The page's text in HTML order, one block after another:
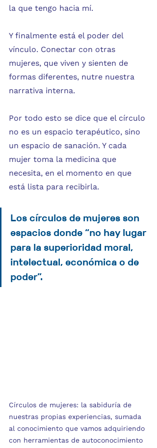
la que tengo hacia mí.
Y finalmente está el poder del
vínculo. Conectar con otras
mujeres, que viven y sienten de
formas diferentes, nutre nuestra
narrativa interna.
Por todo esto se dice que el círculo
no es un espacio terapéutico, sino
un espacio de sanación. Y cada
mujer toma la medicina que
necesita, en el momento en que
está lista para recibirla.
Los círculos de mujeres son
espacios donde “no hay lugar
para la superioridad moral,
intelectual, económica o de
poder”.
Círculos de mujeres: la sabiduría de
nuestras propias experiencias, sumada
al conocimiento que vamos adquiriendo
con herramientas de autoconocimiento